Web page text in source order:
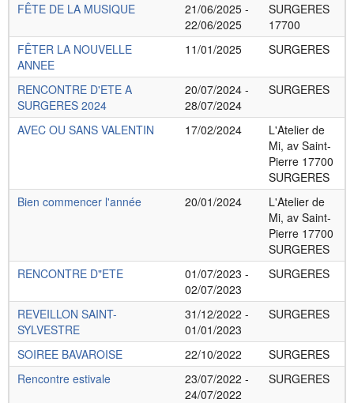
FÊTE DE LA MUSIQUE
21/06/2025 -
22/06/2025
SURGERES
17700
FÊTER LA NOUVELLE
ANNEE
11/01/2025 SURGERES
RENCONTRE D'ETE A
SURGERES 2024
20/07/2024 -
28/07/2024
SURGERES
AVEC OU SANS VALENTIN 17/02/2024
L'Atelier de
Mi, av Saint-
Pierre 17700
SURGERES
Bien commencer l'année
20/01/2024
L'Atelier de
Mi, av Saint-
Pierre 17700
SURGERES
RENCONTRE D"ETE
01/07/2023 -
02/07/2023
SURGERES
REVEILLON SAINT-
SYLVESTRE
31/12/2022 -
01/01/2023
SURGERES
SOIREE BAVAROISE 22/10/2022
SURGERES
Rencontre estivale
23/07/2022 -
24/07/2022
SURGERES